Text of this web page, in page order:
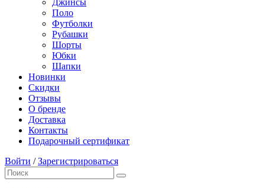
Джинсы
Поло
Футболки
Рубашки
Шорты
Юбки
Шапки
Новинки
Скидки
Отзывы
О бренде
Доставка
Контакты
Подарочный сертификат
Войти /Зарегистрироваться